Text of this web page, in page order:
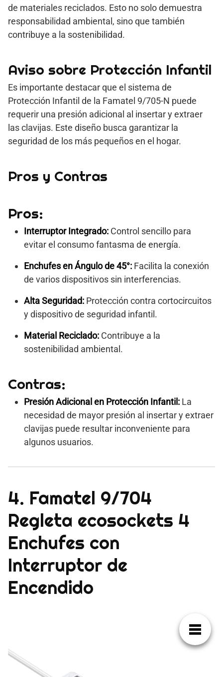
de materiales reciclados. Esto no solo demuestra
responsabilidad ambiental, sino que también
contribuye a la sostenibilidad.
Aviso sobre Protección Infantil
Es importante destacar que el sistema de
Protección Infantil de la Famatel 9/705-N puede
requerir una presión adicional al insertar y extraer
las clavijas. Este diseño busca garantizar la
seguridad de los más pequeños en el hogar.
Pros y Contras
Pros:
Interruptor Integrado: Control sencillo para
evitar el consumo fantasma de energía.
Enchufes en Ángulo de 45°: Facilita la conexión
de varios dispositivos sin interferencias.
Alta Seguridad: Protección contra cortocircuitos
y dispositivo de seguridad infantil.
Material Reciclado: Contribuye a la
sostenibilidad ambiental.
Contras:
Presión Adicional en Protección Infantil: La
necesidad de mayor presión al insertar y extraer
clavijas puede resultar inconveniente para
algunos usuarios.
4. Famatel 9/704
Regleta ecosockets 4
Enchufes con
Interruptor de
Encendido